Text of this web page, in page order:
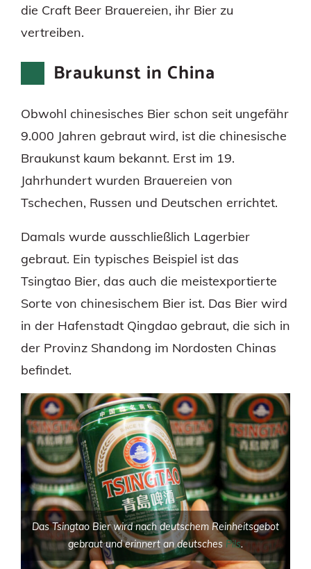
die Craft Beer Brauereien, ihr Bier zu
vertreiben.
Braukunst in China
Obwohl chinesisches Bier schon seit ungefähr
9.000 Jahren gebraut wird, ist die chinesische
Braukunst kaum bekannt. Erst im 19.
Jahrhundert wurden Brauereien von
Tschechen, Russen und Deutschen errichtet.
Damals wurde ausschließlich Lagerbier
gebraut. Ein typisches Beispiel ist das
Tsingtao Bier, das auch die meistexportierte
Sorte von chinesischem Bier ist. Das Bier wird
in der Hafenstadt Qingdao gebraut, die sich in
der Provinz Shandong im Nordosten Chinas
befindet.
Das Tsingtao Bier wird nach deutschem Reinheitsgebot
gebraut und erinnert an deutsches Pils.